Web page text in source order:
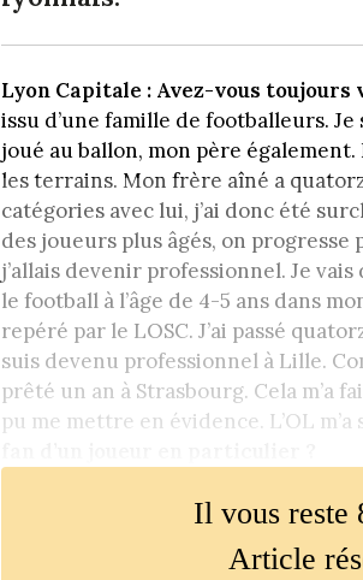
Lyon Capitale : Avez-vous
issu d’une famille de footballeurs.
joué au ballon, mon père
les terrains. Mon frère aîné a
catégories avec lui, j’ai donc été
des joueurs plus âgés, on progresse
j’allais devenir professionnel. Je
le football à l’âge de 4-5 ans dans
repéré par le LOSC. J’ai passé
suis devenu professionnel à Lille.
prêté un an à Strasbourg. Cela m’a
pu me mettre en évidence. L’OL
Il vous reste
Article